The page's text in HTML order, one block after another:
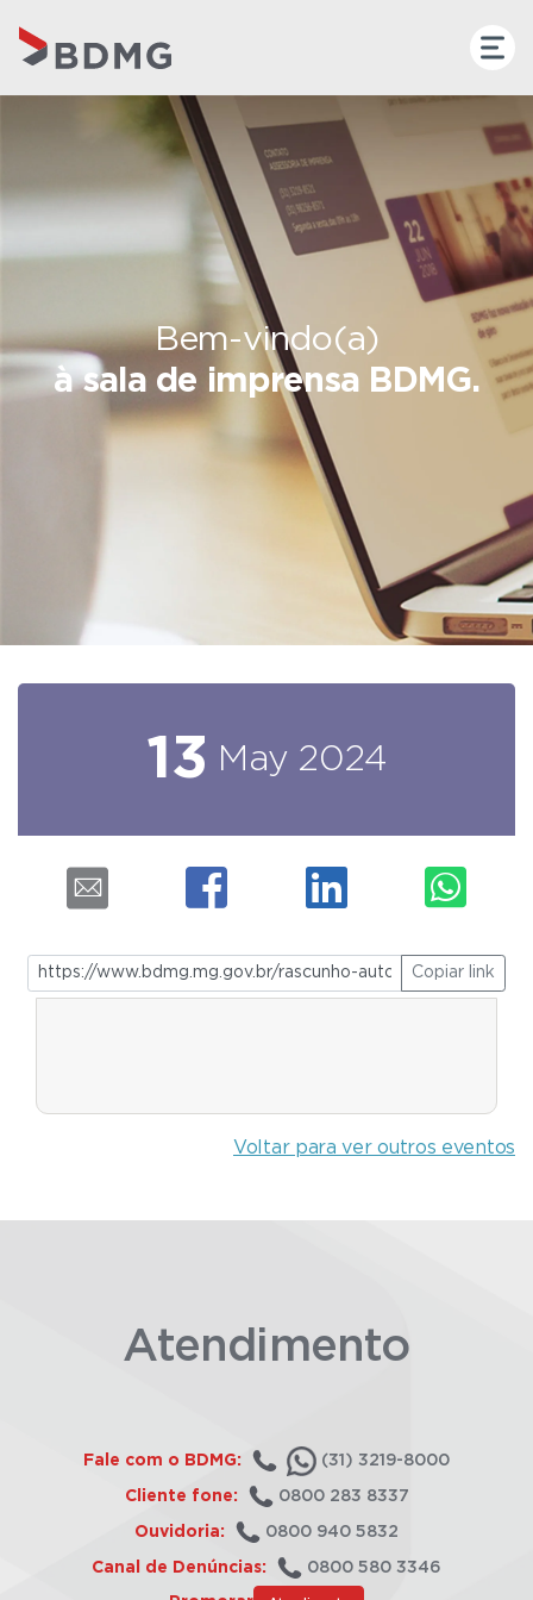
Bem-vindo(a)
à sala de imprensa BDMG.
13 May 2024
Copiar link
Voltar para ver outros eventos
Atendimento
Fale com o BDMG: (31) 3219-8000
Cliente fone: 0800 283 8337
Ouvidoria: 0800 940 5832
Canal de Denúncias: 0800 580 3346